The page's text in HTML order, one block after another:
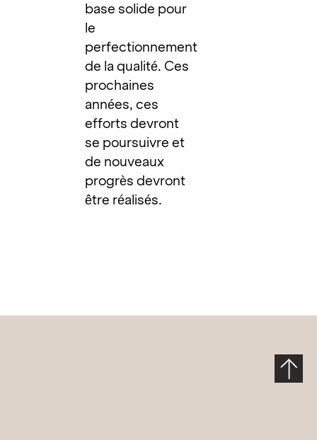
base solide pour
le
perfectionnement
de la qualité. Ces
prochaines
années, ces
efforts devront
se poursuivre et
de nouveaux
progrès devront
être réalisés.